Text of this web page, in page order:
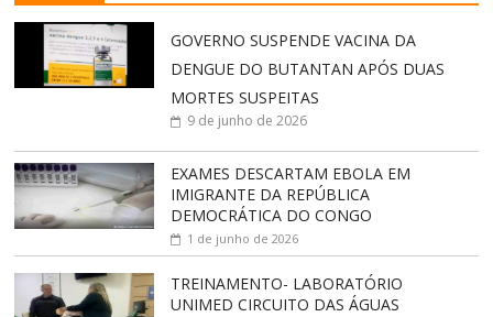
GOVERNO SUSPENDE VACINA DA
DENGUE DO BUTANTAN APÓS DUAS
MORTES SUSPEITAS
9 de junho de 2026
EXAMES DESCARTAM EBOLA EM
IMIGRANTE DA REPÚBLICA
DEMOCRÁTICA DO CONGO
1 de junho de 2026
TREINAMENTO- LABORATÓRIO
UNIMED CIRCUITO DAS ÁGUAS